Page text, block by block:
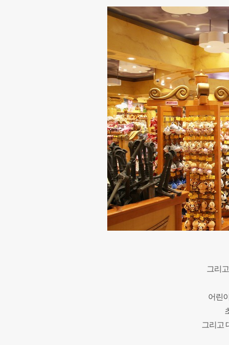
그리
어린
그리고